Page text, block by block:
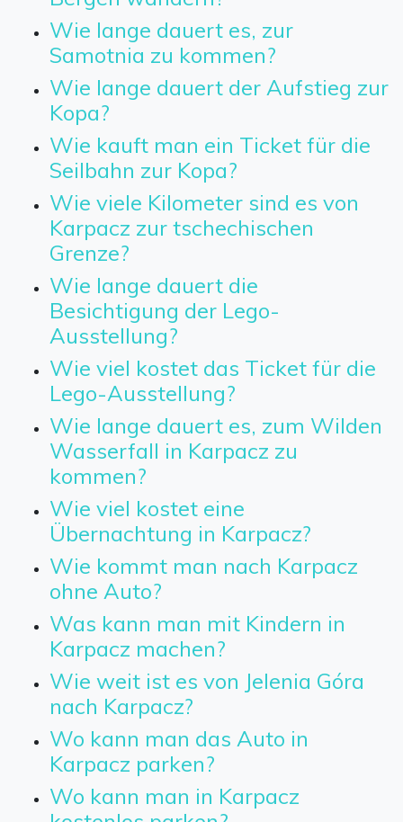
Wie lange dauert es, zur
Samotnia zu kommen?
Wie lange dauert der Aufstieg zur
Kopa?
Wie kauft man ein Ticket für die
Seilbahn zur Kopa?
Wie viele Kilometer sind es von
Karpacz zur tschechischen
Grenze?
Wie lange dauert die
Besichtigung der Lego-
Ausstellung?
Wie viel kostet das Ticket für die
Lego-Ausstellung?
Wie lange dauert es, zum Wilden
Wasserfall in Karpacz zu
kommen?
Wie viel kostet eine
Übernachtung in Karpacz?
Wie kommt man nach Karpacz
ohne Auto?
Was kann man mit Kindern in
Karpacz machen?
Wie weit ist es von Jelenia Góra
nach Karpacz?
Wo kann man das Auto in
Karpacz parken?
Wo kann man in Karpacz